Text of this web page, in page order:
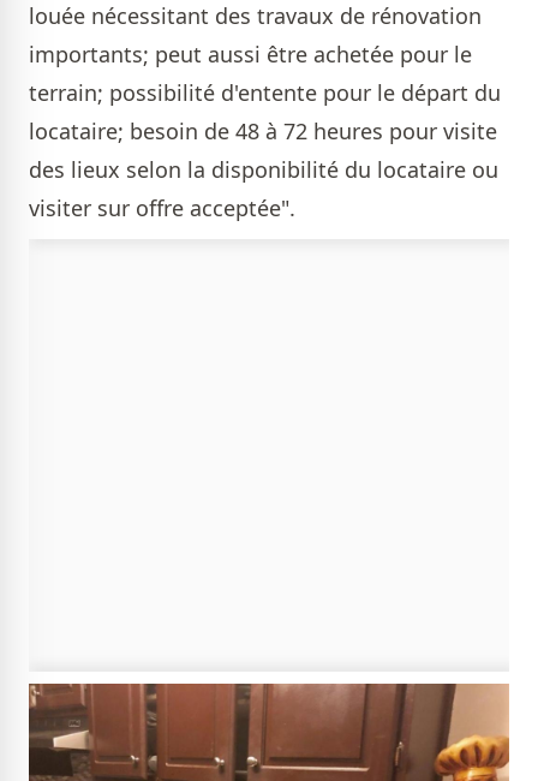
louée nécessitant des travaux de rénovation
importants; peut aussi être achetée pour le
terrain; possibilité d'entente pour le départ du
locataire; besoin de 48 à 72 heures pour visite
des lieux selon la disponibilité du locataire ou
visiter sur offre acceptée".